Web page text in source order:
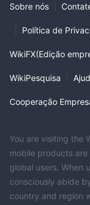
Sobre nós
Política de
WikiFX(Edição
WikiPesquisa
Cooperação
You are visiting the
mobile products
global users. When
consciously abide
country and region